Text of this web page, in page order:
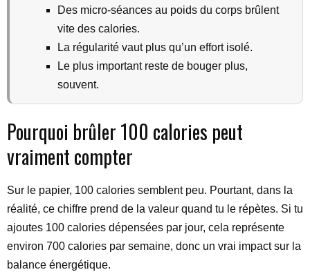
Des micro-séances au poids du corps brûlent
vite des calories.
La régularité vaut plus qu’un effort isolé.
Le plus important reste de bouger plus,
souvent.
Pourquoi brûler 100 calories peut
vraiment compter
Sur le papier, 100 calories semblent peu. Pourtant, dans la
réalité, ce chiffre prend de la valeur quand tu le répètes. Si tu
ajoutes 100 calories dépensées par jour, cela représente
environ 700 calories par semaine, donc un vrai impact sur la
balance énergétique.